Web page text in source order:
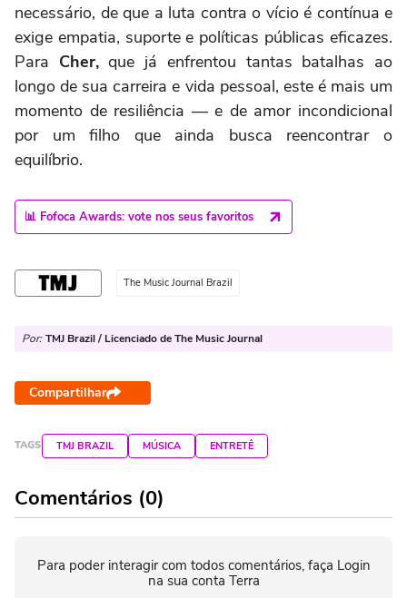
necessário, de que a luta contra o vício é contínua e
exige empatia, suporte e políticas públicas eficazes.
Para Cher,que já enfrentou tantas batalhas ao
longo de sua carreira e vida pessoal, este é mais um
momento de resiliência — e de amor incondicional
por um filho que ainda busca reencontrar o
equilíbrio.
📊 Fofoca Awards: vote nos seus favoritos
The Music Journal Brazil
Por: TMJ Brazil / Licenciado de The Music Journal
Compartilhar
TAGS TMJ BRAZIL MÚSICA ENTRETÊ
Comentários (0)
Para poder interagir com todos comentários, faça Login
na sua conta Terra